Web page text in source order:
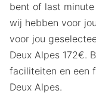
bent of last minute
wij hebben voor
voor jou
Deux Alpes 172€.
faciliteiten en een
Deux Alpes.